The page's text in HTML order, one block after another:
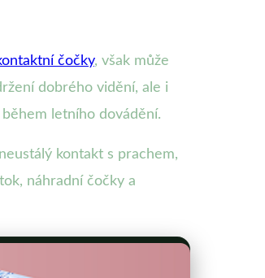
čočky, však může
dobrého vidění, ale i
letního dovádění.
kontakt s prachem,
náhradní čočky a